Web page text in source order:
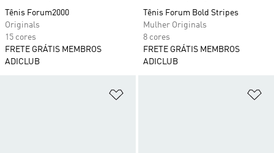
Tênis Forum2000
Originals
15 cores
FRETE GRÁTIS MEMBROS
ADICLUB
Tênis Forum Bold Stripes
Mulher Originals
8 cores
FRETE GRÁTIS MEMBROS
ADICLUB